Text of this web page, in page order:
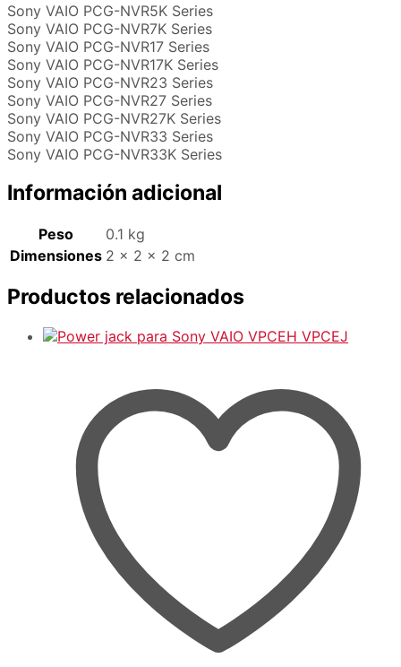
Sony VAIO PCG-NVR5K Series
Sony VAIO PCG-NVR7K Series
Sony VAIO PCG-NVR17 Series
Sony VAIO PCG-NVR17K Series
Sony VAIO PCG-NVR23 Series
Sony VAIO PCG-NVR27 Series
Sony VAIO PCG-NVR27K Series
Sony VAIO PCG-NVR33 Series
Sony VAIO PCG-NVR33K Series
Información adicional
Peso
0.1 kg
Dimensiones 2 × 2 × 2 cm
Productos relacionados